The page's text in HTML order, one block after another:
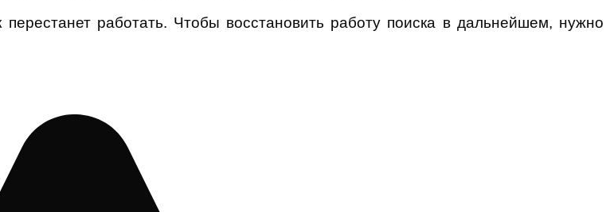
работать. Чтобы восстановить работу поиска в дальнейшем, нужно